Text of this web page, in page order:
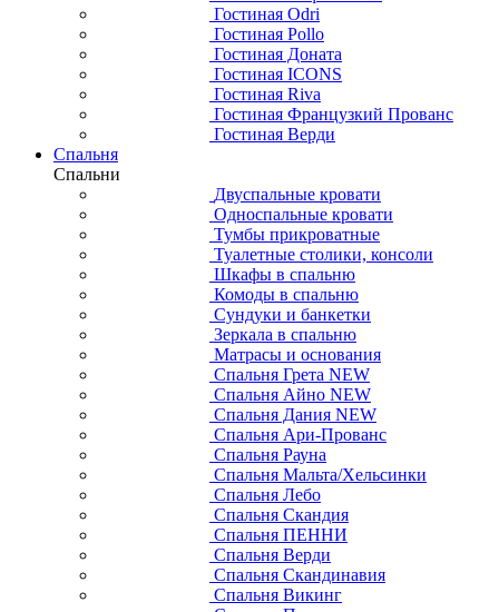
Гостиная Odri
Гостиная Pollo
Гостиная Доната
Гостиная ICONS
Гостиная Riva
Гостиная Французкий Прованс
Гостиная Верди
Спальня
Спальни
Двуспальные кровати
Односпальные кровати
Тумбы прикроватные
Туалетные столики, консоли
Шкафы в спальню
Комоды в спальню
Сундуки и банкетки
Зеркала в спальню
Матрасы и основания
Спальня Грета NEW
Спальня Айно NEW
Спальня Дания NEW
Спальня Ари-Прованс
Спальня Рауна
Спальня Мальта/Хельсинки
Спальня Лебо
Спальня Скандия
Спальня ПЕННИ
Спальня Верди
Спальня Скандинавия
Спальня Викинг